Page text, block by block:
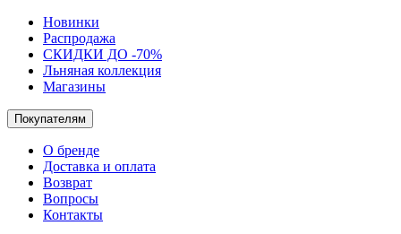
Новинки
Распродажа
СКИДКИ ДО -70%
Льняная коллекция
Магазины
Покупателям
О бренде
Доставка и оплата
Возврат
Вопросы
Контакты